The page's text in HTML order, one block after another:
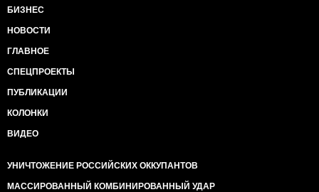
БИЗНЕС
НОВОСТИ
ГЛАВНОЕ
СПЕЦПРОЕКТЫ
ПУБЛИКАЦИИ
КОЛОНКИ
ВИДЕО
УНИЧТОЖЕНИЕ РОССИЙСКИХ ОККУПАНТОВ
МАССИРОВАННЫЙ КОМБИНИРОВАННЫЙ УДАР